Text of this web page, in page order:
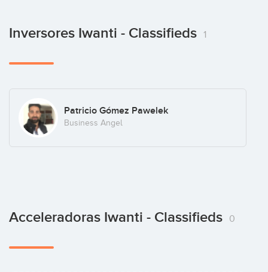
Inversores Iwanti - Classifieds 1
Patricio Gómez Pawelek
Business Angel
Acceleradoras Iwanti - Classifieds 0